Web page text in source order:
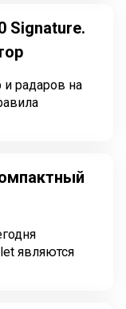
Signature.
и радаров на
являются